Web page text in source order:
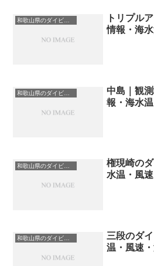
和歌山県のダイビングスポット・ポイント一覧
トリプル
情報・海
和歌山県のダイビングスポット・ポイント一覧
中島｜観
報・海水
和歌山県のダイビングスポット・ポイント一覧
権現崎の
水温・風
和歌山県のダイビングスポット・ポイント一覧
三段のダ
温・風速